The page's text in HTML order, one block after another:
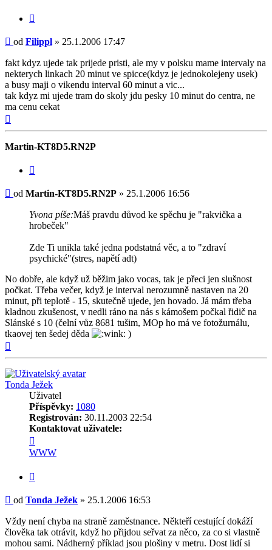
Příspěvek
od Filippl » 25.1.2006 17:47
fakt kdyz ujede tak prijede pristi, ale my v polsku mame intervaly na
nekterych linkach 20 minut ve spicce(kdyz je jednokolejeny usek)
a busy maji o vikendu interval 60 minut a vic...
tak kdyz mi ujede tram do skoly jdu pesky 10 minut do centra, ne
ma cenu cekat
Martin-KT8D5.RN2P
Příspěvek
od Martin-KT8D5.RN2P » 25.1.2006 16:56
Yvona píše:Máš pravdu důvod ke spěchu je "rakvička a
hrobeček"
Zde Ti unikla také jedna podstatná věc, a to "zdraví
psychické"(stres, napětí adt)
No dobře, ale když už běžim jako vocas, tak je přeci jen slušnost
počkat. Třeba večer, když je interval nerozumně nastaven na 20
minut, při teplotě - 15, skutečně ujede, jen hovado. Já mám třeba
kladnou zkušenost, v nedli ráno na nás s kámošem počkal řidič na
Slánské s 10 (čelní vůz 8681 tušim, MOp ho má ve fotožurnálu,
tkaovej ten šedej děda
)
Tonda Ježek
Uživatel
Příspěvky: 1080
Registrován: 30.11.2003 22:54
Kontaktovat uživatele:
uživatele
Tonda
WWW
Příspěvek
od Tonda Ježek » 25.1.2006 16:53
Vždy není chyba na straně zaměstnance. Někteří cestující dokáží
člověka tak otrávit, když ho přijdou seřvat za něco, za co si vlastně
mohou sami. Nádherný příklad jsou plošiny v metru. Dost lidí si